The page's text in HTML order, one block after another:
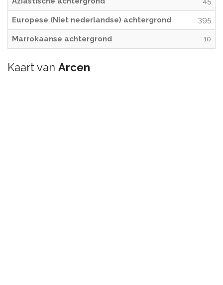
Europese (Niet nederlandse) achtergrond 395
Marrokaanse achtergrond 10
Kaart van Arcen